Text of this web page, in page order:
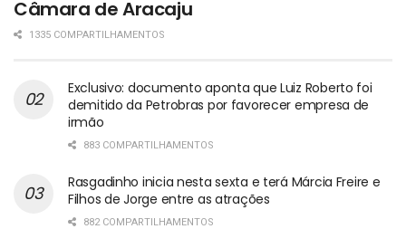
Câmara de Aracaju
1335 COMPARTILHAMENTOS
Exclusivo: documento aponta que Luiz Roberto foi
demitido da Petrobras por favorecer empresa de
irmão
883 COMPARTILHAMENTOS
Rasgadinho inicia nesta sexta e terá Márcia Freire e
Filhos de Jorge entre as atrações
882 COMPARTILHAMENTOS